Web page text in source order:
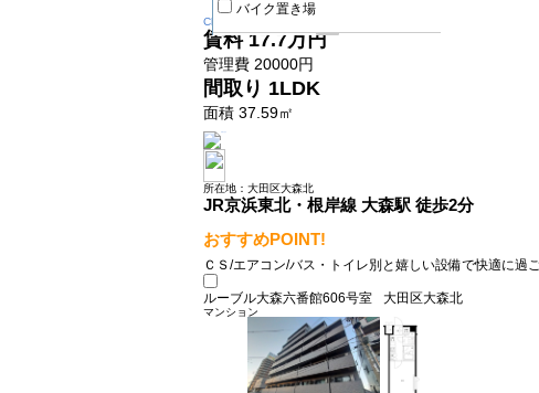
バイク置き場
Change
賃料17.7万円
管理費 20000円
間取り 1LDK
面積 37.59㎡
所在地：大田区大森北
JR京浜東北・根岸線 大森駅 徒歩2分
おすすめPOINT!
ＣＳ/エアコン/バス・トイレ別と嬉しい設備で快適に過
ルーブル大森六番館606号室 大田区大森北
マンション